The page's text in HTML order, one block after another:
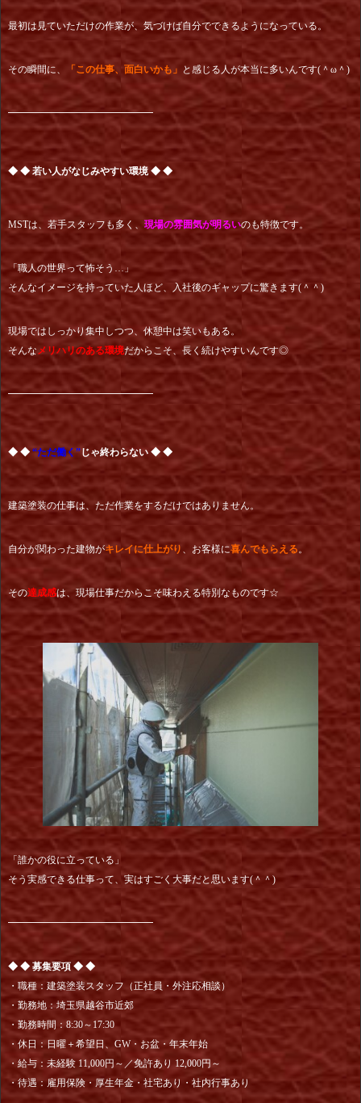
最初は見ていただけの作業が、気づけば自分でできるようになっている。
その瞬間に、 「この仕事、面白いかも」 と感じる人が本当に多いんです(＾ω＾)
━━━━━━━━━━━━━━━
◆ ◆ 若い人がなじみやすい環境 ◆ ◆
MSTは、若手スタッフも多く、 現場の雰囲気が明るいのも特徴です。
「職人の世界って怖そう…」
そんなイメージを持っていた人ほど、入社後のギャップに驚きます(＾＾)
現場ではしっかり集中しつつ、休憩中は笑いもある。
そんな メリハリのある環境だからこそ、長く続けやすいんです◎
━━━━━━━━━━━━━━━
◆ ◆ “ただ働く”じゃ終わらない ◆ ◆
建築塗装の仕事は、ただ作業をするだけではありません。
自分が関わった建物がキレイに仕上がり 、お客様に喜んでもらえる 。
その達成感は、現場仕事だからこそ味わえる特別なものです☆
「誰かの役に立っている」
そう実感できる仕事って、実はすごく大事だと思います(＾＾)
━━━━━━━━━━━━━━━
◆ ◆ 募集要項 ◆ ◆
・職種：建築塗装スタッフ（正社員・外注応相談）
・勤務地：埼玉県越谷市近郊
・勤務時間：8:30～17:30
・休日：日曜＋希望日、GW・お盆・年末年始
・給与：未経験 11,000円～／免許あり 12,000円～
・待遇：雇用保険・厚生年金・社宅あり・社内行事あり